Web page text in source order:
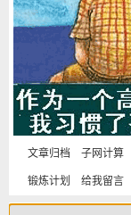
文章归档 子网计算
锻炼计划 给我留言